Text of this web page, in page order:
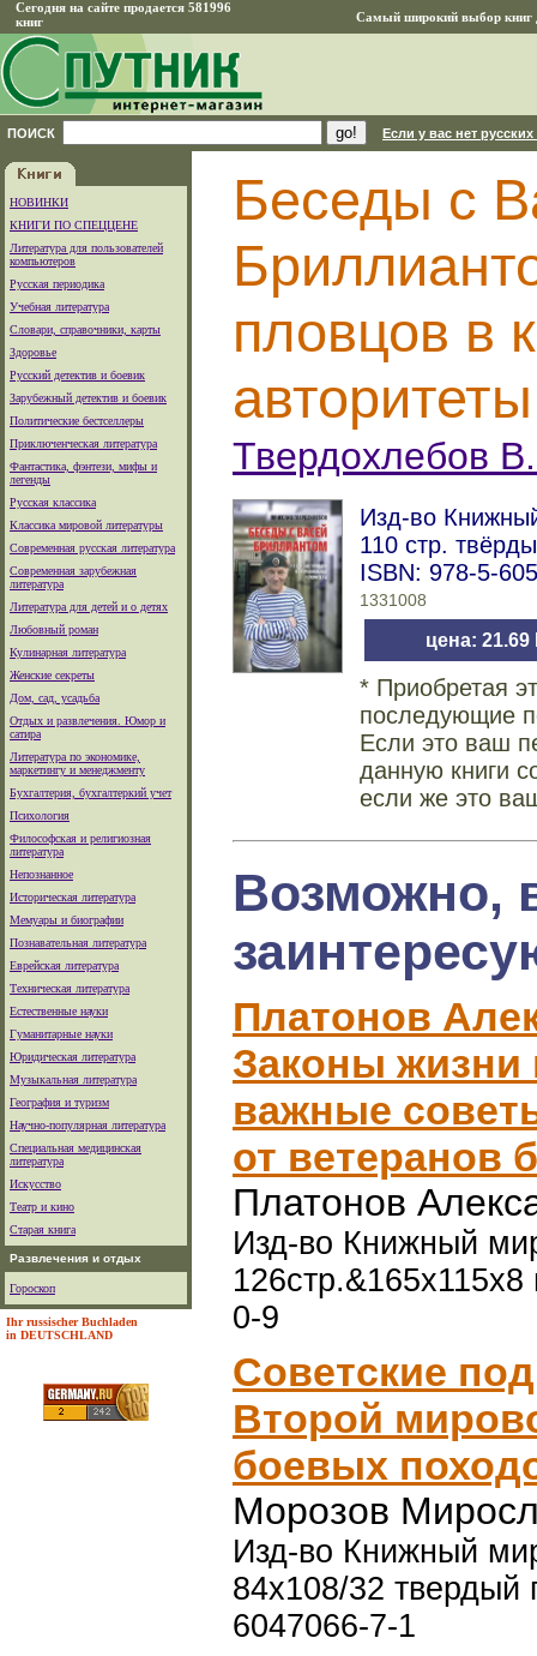
Сегодня на сайте продается 581996
книг
Самый широкий выбор книг
ПОИСК Если у вас нет
НОВИНКИ
КНИГИ ПО СПЕЦЦЕНЕ
Литература для пользователей
компьютеров
Русская периодика
Учебная литература
Словари, справочники, карты
Здоровье
Русский детектив и боевик
Зарубежный детектив и боевик
Политические бестселлеры
Приключенческая литература
Фантастика, фэнтези, мифы и
легенды
Русская классика
Классика мировой литературы
Современная русская литература
Современная зарубежная
литература
Литература для детей и о детях
Любовный роман
Кулинарная литература
Женские секреты
Дом, сад, усадьба
Отдых и развлечения. Юмор и
сатира
Литература по экономике,
маркетингу и менеджменту
Бухгалтерия, бухгалтеркий учет
Психология
Философская и религиозная
литература
Непознанное
Историческая литература
Мемуары и биографии
Познавательная литература
Еврейская литература
Техническая литература
Естественные науки
Гуманитарные науки
Юридическая литература
Музыкальная литература
География и туризм
Научно-популярная литература
Специальная медицинская
литература
Искусство
Театр и кино
Старая книга
Развлечения и отдых
Гороскоп
Ihr russischer Buchladen
in DEUTSCHLAND
Беседы с
пловцов в
авторитеты
Твердохлебов
Изд-во
110 стр.
ISBN: 978-5-
1331008
цена: 21.69
* Приобретая
последующие
Если это ваш
данную книги
если же это
Возможно,
Платонов
Законы жизни
важные
от ветеранов
Платонов
Изд-во Книжный
0-9
Советские
Второй
боевых
Морозов
Изд-во Книжный
84x108/32 твердый
6047066-7-1